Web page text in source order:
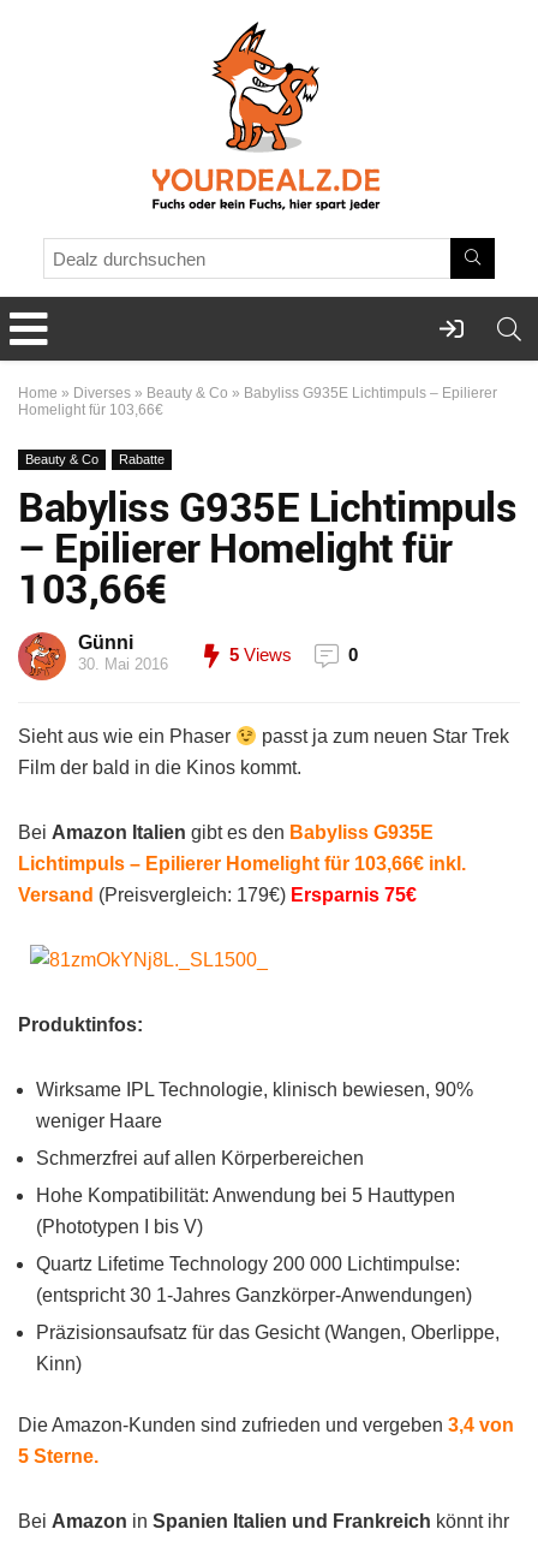
Home » Diverses » Beauty & Co » Babyliss G935E Lichtimpuls – Epilierer
Homelight für 103,66€
Beauty & Co Rabatte
Babyliss G935E Lichtimpuls
– Epilierer Homelight für
103,66€
Günni
30. Mai 2016 5 Views 0
Sieht aus wie ein Phaser
passt ja zum neuen Star Trek
Film der bald in die Kinos kommt.
Bei Amazon Italien gibt es den Babyliss G935E
Lichtimpuls – Epilierer Homelight für 103,66€ inkl.
Versand (Preisvergleich: 179€) Ersparnis 75€
Produktinfos:
Wirksame IPL Technologie, klinisch bewiesen, 90%
weniger Haare
Schmerzfrei auf allen Körperbereichen
Hohe Kompatibilität: Anwendung bei 5 Hauttypen
(Phototypen I bis V)
Quartz Lifetime Technology 200 000 Lichtimpulse:
(entspricht 30 1-Jahres Ganzkörper-Anwendungen)
Präzisionsaufsatz für das Gesicht (Wangen, Oberlippe,
Kinn)
Die Amazon-Kunden sind zufrieden und vergeben 3,4 von
5 Sterne.
Bei Amazon in Spanien Italien und Frankreich könnt ihr